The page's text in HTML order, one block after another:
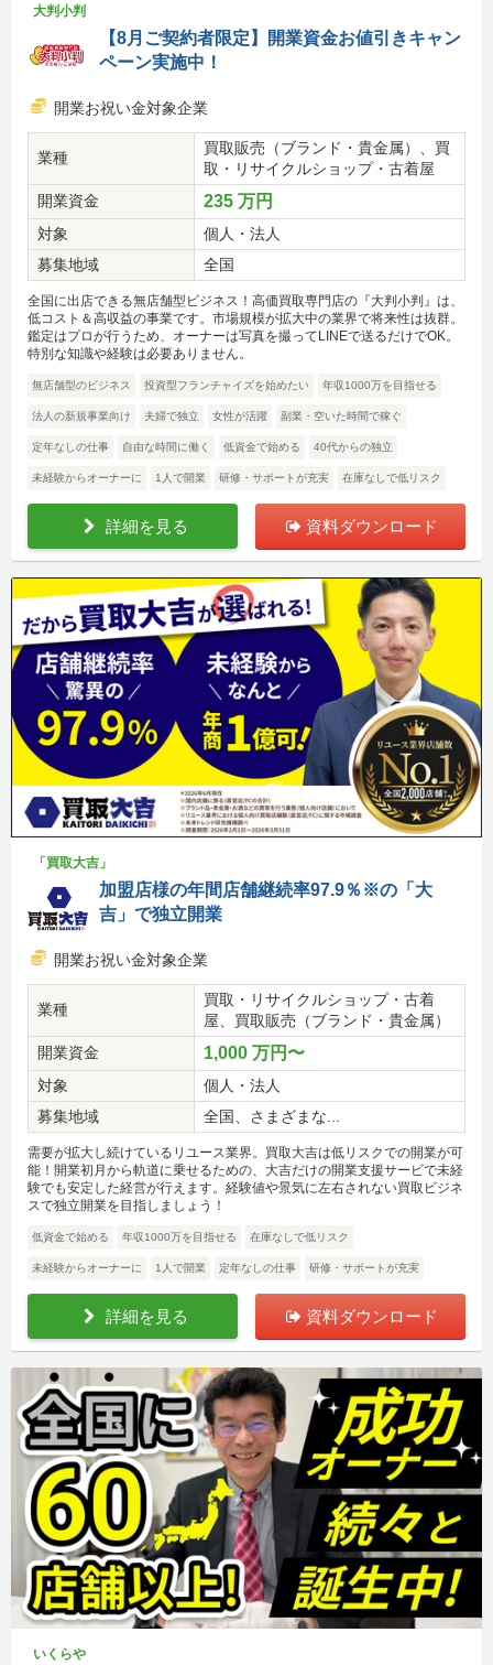
大判小判
【8月ご契約者限定】開業資金お値引きキャン
ペーン実施中！
開業お祝い金対象企業
業種
買取販売（ブランド・貴金属）、買
取・リサイクルショップ・古着屋
開業資金
235 万円
対象
個人・法人
募集地域
全国
全国に出店できる無店舗型ビジネス！高価買取専門店の『大判小判』は、
低コスト＆高収益の事業です。市場規模が拡大中の業界で将来性は抜群。
鑑定はプロが行うため、オーナーは写真を撮ってLINEで送るだけでOK。
特別な知識や経験は必要ありません。
無店舗型のビジネス 投資型フランチャイズを始めたい 年収1000万を目指せる
法人の新規事業向け 夫婦で独立 女性が活躍 副業・空いた時間で稼ぐ
定年なしの仕事 自由な時間に働く 低資金で始める 40代からの独立
未経験からオーナーに 1人で開業 研修・サポートが充実 在庫なしで低リスク
詳細を見る 資料ダウンロード
「買取大吉」
加盟店様の年間店舗継続率97.9％※の「大
吉」で独立開業
開業お祝い金対象企業
業種
買取・リサイクルショップ・古着
屋、買取販売（ブランド・貴金属）
開業資金
1,000 万円〜
対象
個人・法人
募集地域
全国、さまざまな...
需要が拡大し続けているリユース業界。買取大吉は低リスクでの開業が可
能！開業初月から軌道に乗せるための、大吉だけの開業支援サービで未経
験でも安定した経営が行えます。経験値や景気に左右されない買取ビジネ
スで独立開業を目指しましょう！
低資金で始める 年収1000万を目指せる 在庫なしで低リスク
未経験からオーナーに 1人で開業 定年なしの仕事 研修・サポートが充実
詳細を見る 資料ダウンロード
いくらや